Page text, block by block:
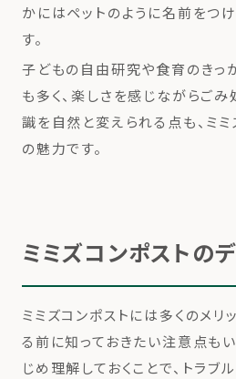
かにはペットのように名前をつ
す。
子どもの自由研究や食育のきっ
も多く、楽しさを感じながらご
識を自然と変えられる点も、ミ
の魅力です。
ミミズコンポストの
ミミズコンポストには多くのメリ
る前に知っておきたい注意点も
じめ理解しておくことで、トラブ